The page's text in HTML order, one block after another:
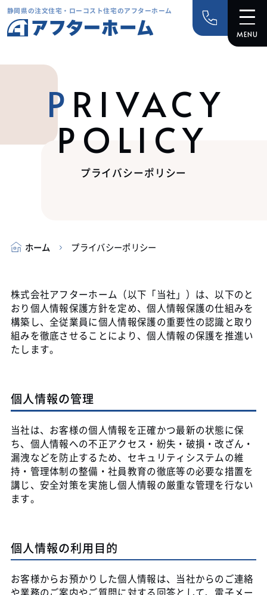
静岡県の注文住宅・ローコスト住宅のアフターホーム
PRIVACY
POLICY
プライバシーポリシー
ホーム プライバシーポリシー
株式会社アフターホーム（以下「当社」）は、以下のと
おり個人情報保護方針を定め、個人情報保護の仕組みを
構築し、全従業員に個人情報保護の重要性の認識と取り
組みを徹底させることにより、個人情報の保護を推進い
たします。
個人情報の管理
当社は、お客様の個人情報を正確かつ最新の状態に保
ち、個人情報への不正アクセス・紛失・破損・改ざん・
漏洩などを防止するため、セキュリティシステムの維
持・管理体制の整備・社員教育の徹底等の必要な措置を
講じ、安全対策を実施し個人情報の厳重な管理を行ない
ます。
個人情報の利用目的
お客様からお預かりした個人情報は、当社からのご連絡
や業務のご案内やご質問に対する回答として、電子メー